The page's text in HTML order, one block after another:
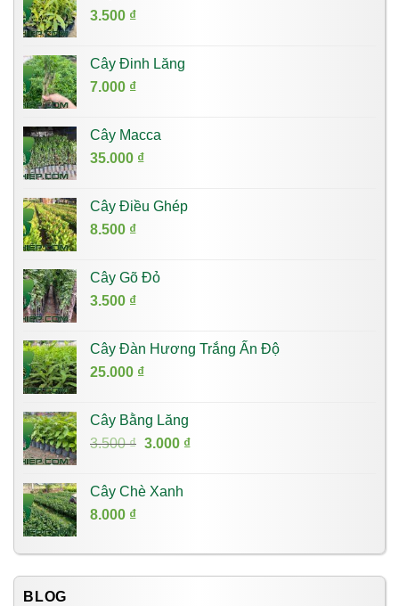
3.500 ₫
Cây Đinh Lăng
7.000 ₫
Cây Macca
35.000 ₫
Cây Điều Ghép
8.500 ₫
Cây Gõ Đỏ
3.500 ₫
Cây Đàn Hương Trắng Ấn Độ
25.000 ₫
Cây Bằng Lăng
3.500₫ Giá
3.500 ₫.
3.000 ₫Giá
Cây Chè Xanh
8.000 ₫
BLOG